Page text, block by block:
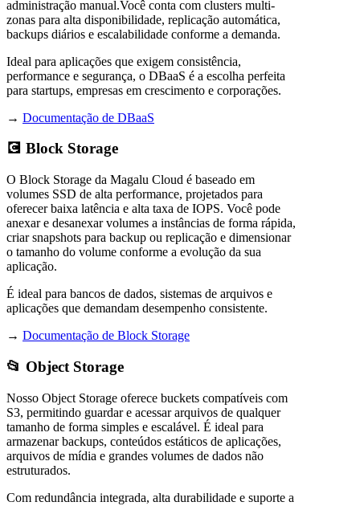
administração manual.Você conta com clusters multi-
zonas para alta disponibilidade, replicação automática,
backups diários e escalabilidade conforme a demanda.
Ideal para aplicações que exigem consistência,
performance e segurança, o DBaaS é a escolha perfeita
para startups, empresas em crescimento e corporações.
→ Documentação de DBaaS
💽 Block Storage
O Block Storage da Magalu Cloud é baseado em
volumes SSD de alta performance, projetados para
oferecer baixa latência e alta taxa de IOPS. Você pode
anexar e desanexar volumes a instâncias de forma rápida,
criar snapshots para backup ou replicação e dimensionar
o tamanho do volume conforme a evolução da sua
aplicação.
É ideal para bancos de dados, sistemas de arquivos e
aplicações que demandam desempenho consistente.
→ Documentação de Block Storage
📂 Object Storage
Nosso Object Storage oferece buckets compatíveis com
S3, permitindo guardar e acessar arquivos de qualquer
tamanho de forma simples e escalável. É ideal para
armazenar backups, conteúdos estáticos de aplicações,
arquivos de mídia e grandes volumes de dados não
estruturados.
Com redundância integrada, alta durabilidade e suporte a